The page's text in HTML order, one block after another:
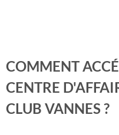
COMMENT
CENTRE
CLUB VANNES ?